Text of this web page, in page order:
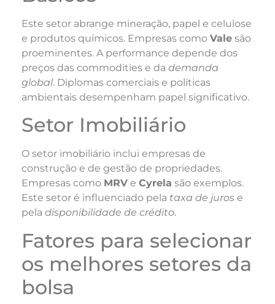
Este setor abrange mineração, papel e celulose
e produtos químicos. Empresas como Vale são
proeminentes. A performance depende dos
preços das commodities e da demanda
global. Diplomas comerciais e políticas
ambientais desempenham papel significativo.
Setor Imobiliário
O setor imobiliário inclui empresas de
construção e de gestão de propriedades.
Empresas como MRV e Cyrela são exemplos.
Este setor é influenciado pela taxa de juros e
pela disponibilidade de crédito.
Fatores para selecionar
os melhores setores da
bolsa